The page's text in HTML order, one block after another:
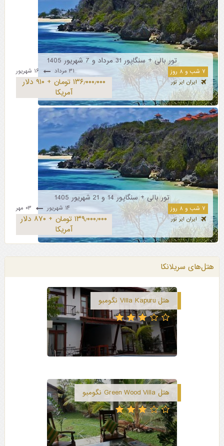
تور بالی + سنگاپور 31 مرداد و 7 شهریور 1405
۷ شب و ۸ روز ۳۱ مرداد ۱۶ شهریور
ایران ایر تور
۱۳۶٫۰۰۰٫۰۰۰ تومان + ۹۱۰ دلار
آمریکا
تور بالی + سنگاپور 14 و 21 شهریور 1405
۷ شب و ۸ روز ۱۴ شهریور
ایران ایر تور
۱۳۹٫۰۰۰٫۰۰۰ تومان + ۸۷۰ دلار
آمریکا
هتل‌های سریلانکا
هتل Villa Kapuru نگومبو
هتل Green Wood Villa نگومبو